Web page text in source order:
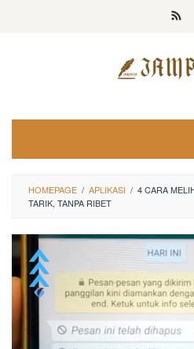
HOMEPAGE / APLIKASI / 4 CARA
TARIK, TANPA RIBET